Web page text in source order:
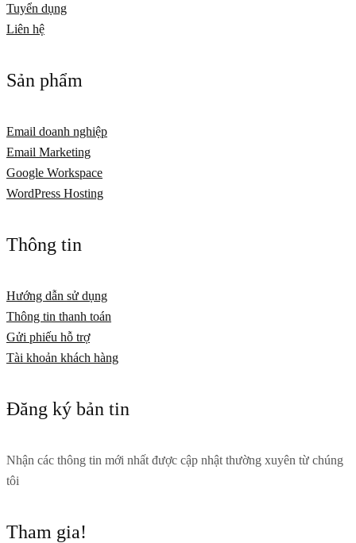
Tuyển dụng
Liên hệ
Sản phẩm
Email doanh nghiệp
Email Marketing
Google Workspace
WordPress Hosting
Thông tin
Hướng dẫn sử dụng
Thông tin thanh toán
Gửi phiếu hỗ trợ
Tài khoản khách hàng
Đăng ký bản tin
Nhận các thông tin mới nhất được cập nhật thường xuyên từ chúng
tôi
Tham gia!